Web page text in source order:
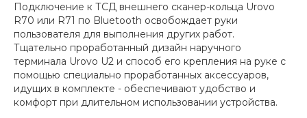
Подключение к ТСД внешнего сканер-кольца Urovo
R70 или R71 по Bluetooth освобождает руки
пользователя для выполнения других работ.
Тщательно проработанный дизайн наручного
терминала Urovo U2 и способ его крепления на руке с
помощью специально проработанных аксессуаров,
идущих в комплекте - обеспечивают удобство и
комфорт при длительном использовании устройства.